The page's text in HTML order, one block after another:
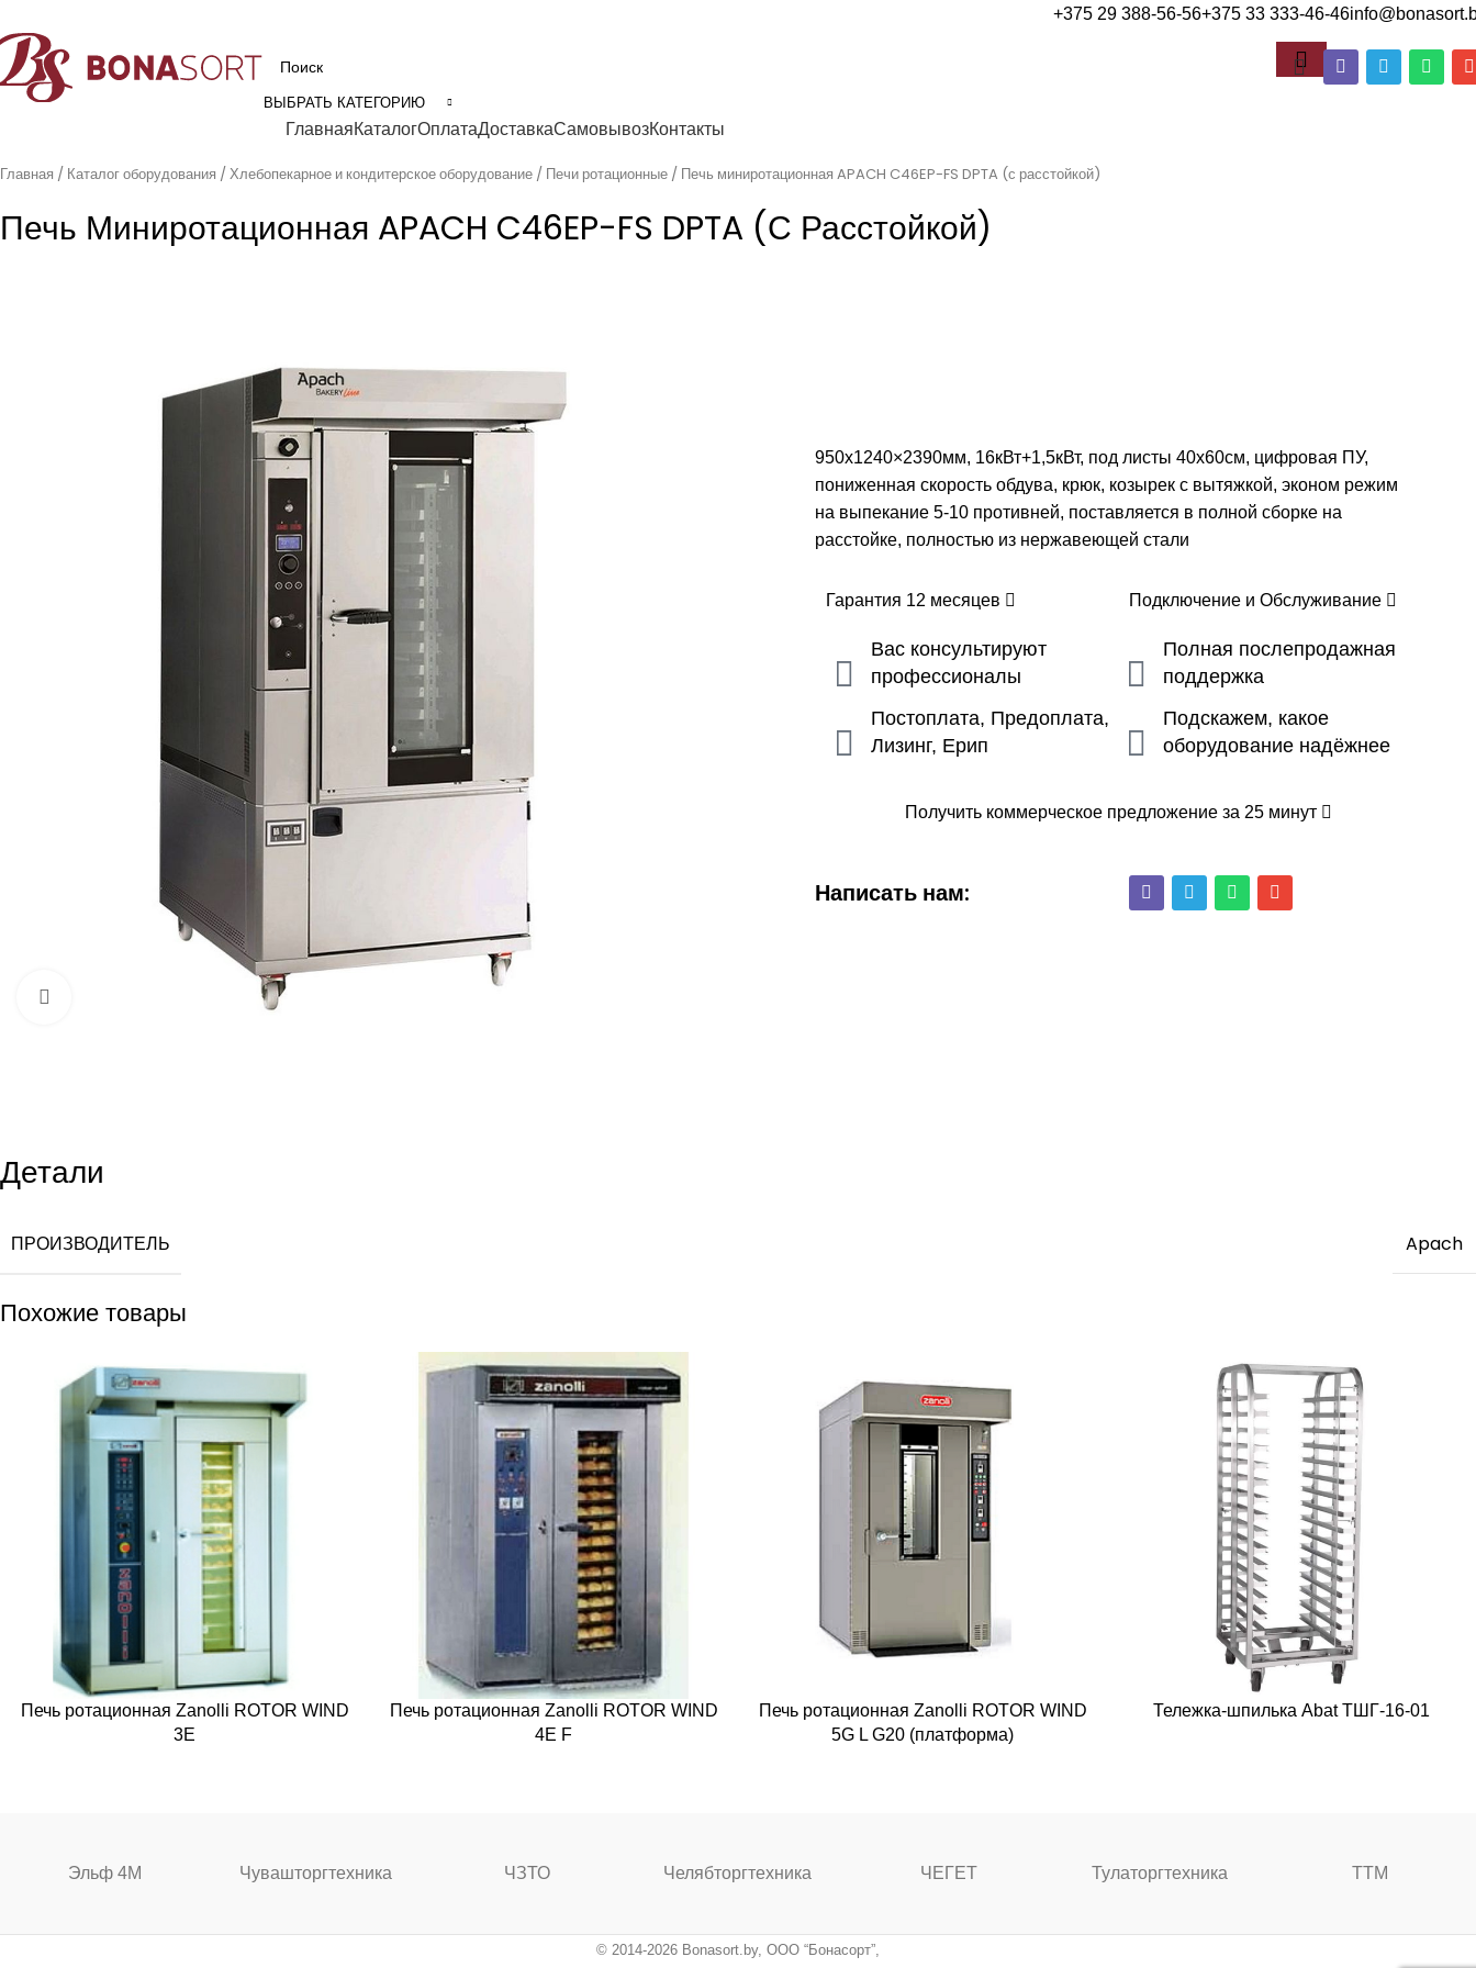
+375 29 388-56-56+375 33 333-46-46
ВЫБРАТЬ КАТЕГОРИЮ
ГлавнаяКаталогОплатаДоставкаСамовывозКонтакты
Главная Каталог оборудования Хлебопекарное и кондитерское оборудование Печи ротационные Печь миниротационная APACH C46EP-FS DPTA (с расстойкой)
Печь Миниротационная APACH C46EP-FS DPTA (с Расстойкой)
950х1240×2390мм, 16кВт+1,5кВт, под листы 40х60см, цифровая ПУ,
пониженная скорость обдува, крюк, козырек с вытяжкой, эконом режим
на выпекание 5-10 противней, поставляется в полной сборке на
расстойке, полностью из нержавеющей стали
Гарантия 12 месяцев Подключение и Обслуживание
Вас консультируют
профессионалы
Постоплата, Предоплата,
Лизинг, Ерип
Полная послепродажная
поддержка
Подскажем, какое
оборудование надёжнее
Получить коммерческое предложение за 25 минут
Написать нам:
Детали
ПРОИЗВОДИТЕЛЬ Apach
Похожие товары
Печь ротационная Zanolli ROTOR WIND
3E
Печь ротационная Zanolli ROTOR WIND
4E F
Печь ротационная Zanolli ROTOR WIND
5G L G20 (платформа)
Тележка-шпилька Abat ТШГ-16-01
Эльф 4М Чувашторгтехника ЧЗТО Челябторгтехника ЧЕГЕТ Тулаторгтехника ТТМ
© 2014-2026 Bonasort.by, ООО “Бонасорт”,